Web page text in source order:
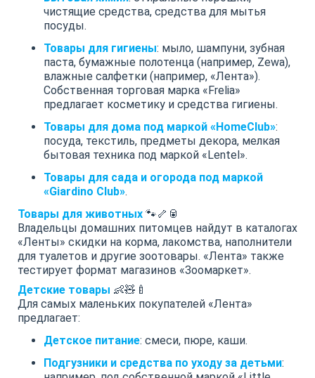
чистящие средства, средства для мытья
посуды.
Товары для гигиены: мыло, шампуни, зубная
паста, бумажные полотенца (например, Zewa),
влажные салфетки (например, «Лента»).
Собственная торговая марка «Frelia»
предлагает косметику и средства гигиены.
Товары для дома под маркой «HomeClub»:
посуда, текстиль, предметы декора, мелкая
бытовая техника под маркой «Lentel».
Товары для сада и огорода под маркой
«Giardino Club».
Товары для животных 🐾🦴🥫
Владельцы домашних питомцев найдут в каталогах
«Ленты» скидки на корма, лакомства, наполнители
для туалетов и другие зоотовары. «Лента» также
тестирует формат магазинов «Зоомаркет».
Детские товары 👶🧸🍼
Для самых маленьких покупателей «Лента»
предлагает:
Детское питание: смеси, пюре, каши.
Подгузники и средства по уходу за детьми: